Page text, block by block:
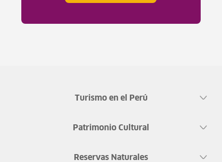
Turismo en el Perú
Patrimonio Cultural
Reservas Naturales